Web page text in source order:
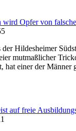
wird Opfer von
Hildesheimer
mutmaßlicher
hat einer der Männer
auf freie